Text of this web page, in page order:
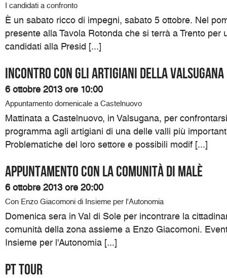
I candidati a confronto
È un sabato ricco di impegni, sabato 5 ottobre. Nel
presente alla Tavola Rotonda che si terrà a Trento per
candidati alla Presid [...]
Incontro con gli artigiani della Valsugana
6 ottobre 2013 ore 10:00
Appuntamento domenicale a Castelnuovo
Mattinata a Castelnuovo, in Valsugana, per
programma agli artigiani di una delle valli più
Problematiche del loro settore e possibili modif [...]
Appuntamento con la comunità di Malè
6 ottobre 2013 ore 20:00
Con Enzo Giacomoni di Insieme per l'Autonomia
Domenica sera in Val di Sole per incontrare la
comunità della zona assieme a Enzo Giacomoni.
Insieme per l'Autonomia [...]
PT TOUR